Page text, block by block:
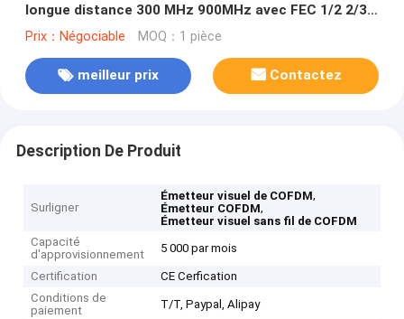
longue distance 300 MHz 900MHz avec FEC 1/2 2/3
3/4 5/6 7/8 Consommation 40W
Prix：Négociable MOQ：1 pièce
meilleur prix Contactez
Description De Produit
Surligner
Émetteur visuel de COFDM,
Émetteur COFDM,
Émetteur visuel sans fil de COFDM
Capacité
d'approvisionnement
5 000 par mois
Certification
CE Cerfication
Conditions de
paiement
T/T, Paypal, Alipay